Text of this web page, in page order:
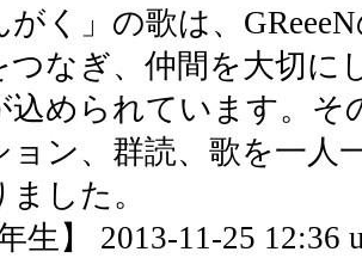
がく」の歌は、
つなぎ、仲間を大切に
込められています。
ョン、群読、歌を一人
ました。
年生】 2013-11-25 12:36